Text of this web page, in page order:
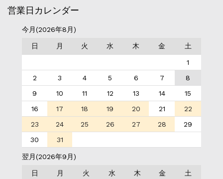
営業日カレンダー
今月(2026年8月)
日 月 火 水 木 金 土
1
2
3 4 5 6 7
8
9
10 11 12 13 14
15
16
17 18 19 20 21
22
23
24 25 26 27 28
29
30
31
翌月(2026年9月)
日 月 火 水 木 金 土